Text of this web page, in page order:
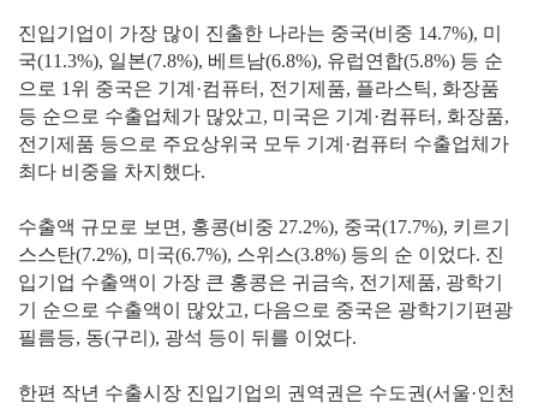
진입기업이 가장 많이 진출한 나라는 중국(비중 14.7%), 미
국(11.3%), 일본(7.8%), 베트남(6.8%), 유럽연합(5.8%) 등 순
으로 1위 중국은 기계·컴퓨터, 전기제품, 플라스틱, 화장품
등 순으로 수출업체가 많았고, 미국은 기계·컴퓨터, 화장품,
전기제품 등으로 주요상위국 모두 기계·컴퓨터 수출업체가
최다 비중을 차지했다.
수출액 규모로 보면, 홍콩(비중 27.2%), 중국(17.7%), 키르기
스스탄(7.2%), 미국(6.7%), 스위스(3.8%) 등의 순 이었다. 진
입기업 수출액이 가장 큰 홍콩은 귀금속, 전기제품, 광학기
기 순으로 수출액이 많았고, 다음으로 중국은 광학기기편광
필름등, 동(구리), 광석 등이 뒤를 이었다.
한편 작년 수출시장 진입기업의 권역권은 수도권(서울·인천